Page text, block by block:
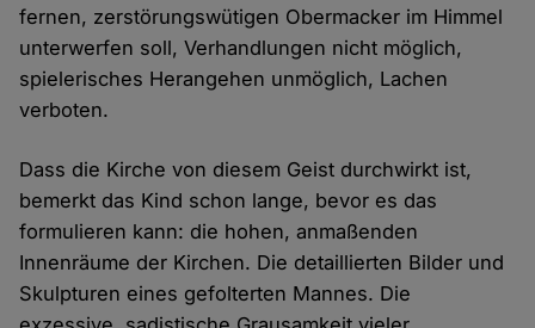
fernen, zerstörungswütigen Obermacker im Himmel
unterwerfen soll, Verhandlungen nicht möglich,
spielerisches Herangehen unmöglich, Lachen
verboten.
Dass die Kirche von diesem Geist durchwirkt ist,
bemerkt das Kind schon lange, bevor es das
formulieren kann: die hohen, anmaßenden
Innenräume der Kirchen. Die detaillierten Bilder und
Skulpturen eines gefolterten Mannes. Die